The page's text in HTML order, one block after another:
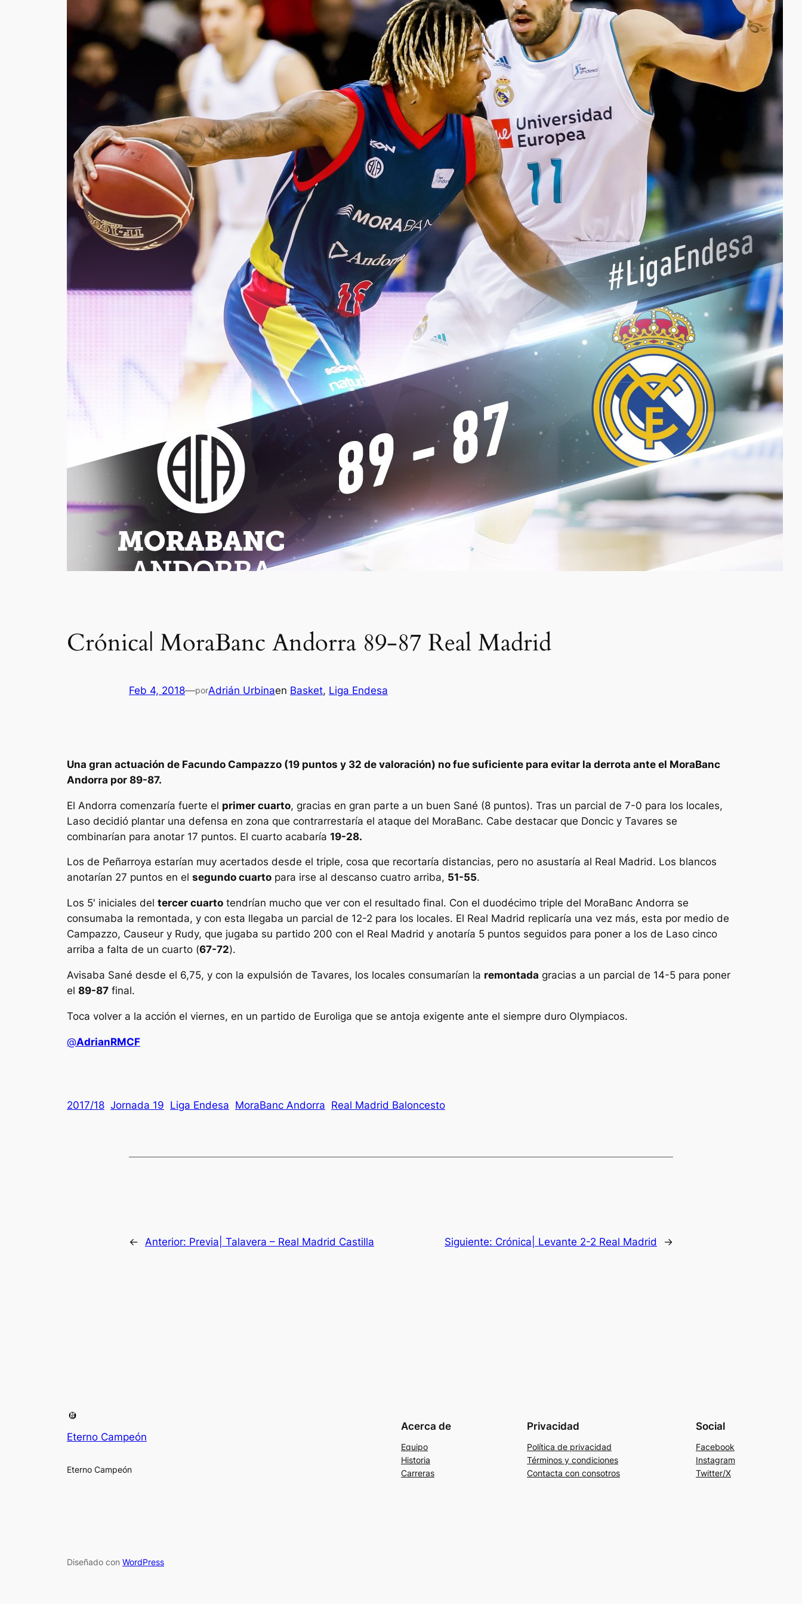
Crónica| MoraBanc Andorra 89-87 Real Madrid
Feb 4, 2018—porAdrián Urbinaen Basket, Liga Endesa
Una gran actuación de Facundo Campazzo (19 puntos y 32 de valoración) no fue suficiente para evitar la derrota ante el MoraBanc
Andorra por 89-87.
El Andorra comenzaría fuerte el primer cuarto, gracias en gran parte a un buen Sané (8 puntos). Tras un parcial de 7-0 para los locales,
Laso decidió plantar una defensa en zona que contrarrestaría el ataque del MoraBanc. Cabe destacar que Doncic y Tavares se
combinarían para anotar 17 puntos. El cuarto acabaría 19-28.
Los de Peñarroya estarían muy acertados desde el triple, cosa que recortaría distancias, pero no asustaría al Real Madrid. Los blancos
anotarían 27 puntos en el segundo cuarto para irse al descanso cuatro arriba, 51-55.
Los 5′ iniciales del tercer cuarto tendrían mucho que ver con el resultado final. Con el duodécimo triple del MoraBanc Andorra se
consumaba la remontada, y con esta llegaba un parcial de 12-2 para los locales. El Real Madrid replicaría una vez más, esta por medio de
Campazzo, Causeur y Rudy, que jugaba su partido 200 con el Real Madrid y anotaría 5 puntos seguidos para poner a los de Laso cinco
arriba a falta de un cuarto (67-72).
Avisaba Sané desde el 6,75, y con la expulsión de Tavares, los locales consumarían la remontada gracias a un parcial de 14-5 para poner
el 89-87 final.
Toca volver a la acción el viernes, en un partido de Euroliga que se antoja exigente ante el siempre duro Olympiacos.
@AdrianRMCF
2017/18 Jornada 19 Liga Endesa MoraBanc Andorra Real Madrid Baloncesto
← Anterior: Previa| Talavera – Real Madrid Castilla Siguiente: Crónica| Levante 2-2 Real Madrid →
Eterno Campeón
Eterno Campeón
Acerca de
Equipo
Historia
Carreras
Privacidad
Política de privacidad
Términos y condiciones
Contacta con consotros
Social
Facebook
Instagram
Twitter/X
Diseñado con WordPress